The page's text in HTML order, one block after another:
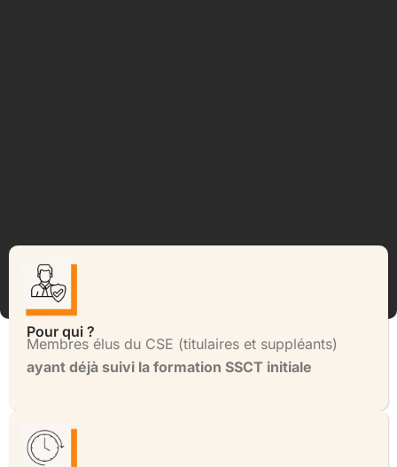
Pour qui ?
Membres élus du CSE (titulaires et suppléants)
ayant déjà suivi la formation SSCT initiale